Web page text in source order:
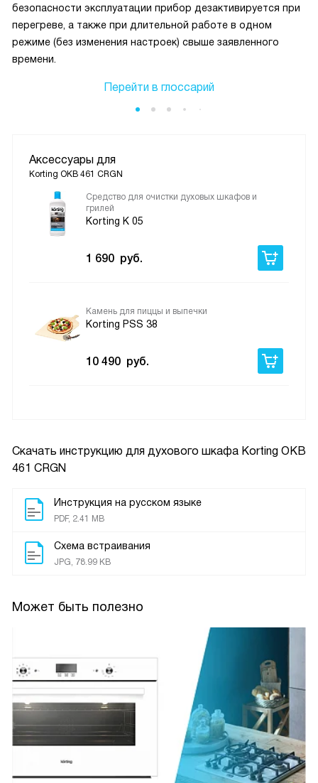
Скачать инструкцию для духового шкафа Korting OKB
461 CRGN
Инструкция на русском языке
PDF, 2.41 MB
Схема встраивания
JPG, 78.99 KB
Может быть полезно
безопасности эксплуатации прибор дезактивируется при
перегреве, а также при длительной работе в одном
режиме (без изменения настроек) свыше заявленного
времени.
Перейти в глоссарий
Аксессуары для
Korting OKB 461 CRGN
Средство для очистки духовых шкафов и
грилей
Korting K 05
1 690 руб.
Камень для пиццы и выпечки
Korting PSS 38
10 490 руб.